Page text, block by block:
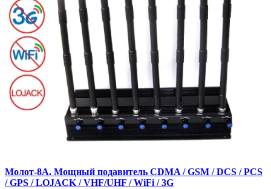
Молот-8А. Мощный подавитель CDMA / GSM / DCS / PCS
/ GPS / LOJACK / VHF/UHF / WiFi / 3G